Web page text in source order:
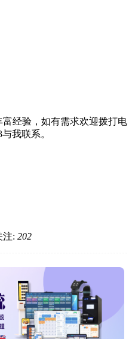
经验，如有需求欢迎拨打电
我联系。
注: 202